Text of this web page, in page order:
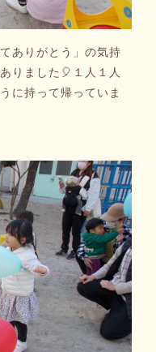
ありがとう」の気持
りました🎈１人１人
に持って帰っていま